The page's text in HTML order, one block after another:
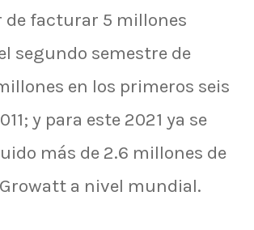
de facturar 5 millones
segundo semestre de
en los primeros seis
y para este 2021 ya se
más de 2.6 millones de
a nivel mundial.